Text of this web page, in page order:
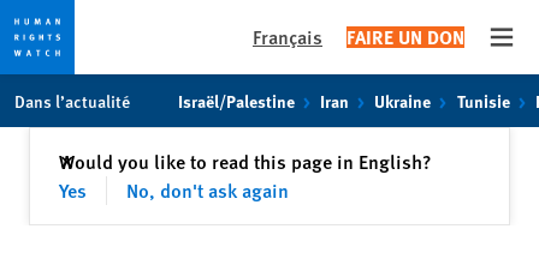
to
content
toto
content
Français FAIRE UN DON
Dans l’actualité Israël/Palestine Iran Ukraine Tunisie
Would you like to read this page in English?
Yes
No, don't ask again
✕Fermer